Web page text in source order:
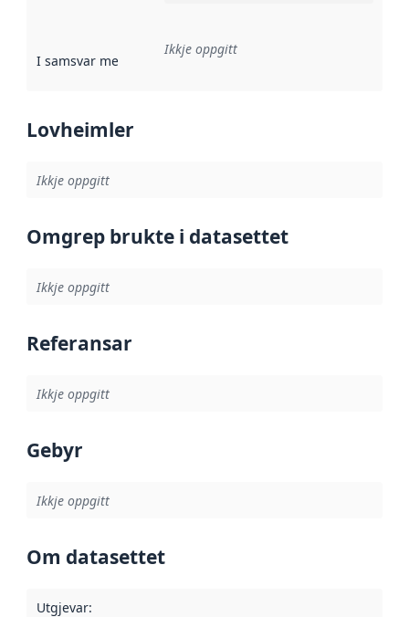
I samsvar med Referanse til ei implementeringsregel eller
Ikkje oppgitt
Lovheimler
Ikkje oppgitt
Omgrep brukte i datasettet
Ikkje oppgitt
Referansar
Ikkje oppgitt
Gebyr
Ikkje oppgitt
Om datasettet
Utgjevar: